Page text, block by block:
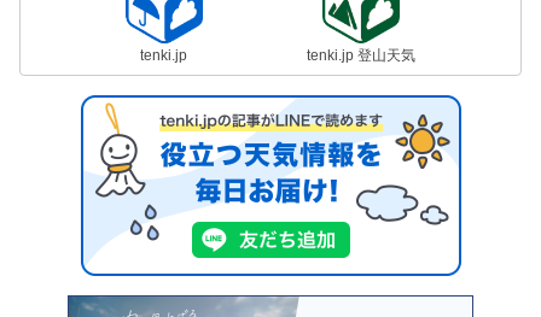
tenki.jp tenki.jp 登山天気